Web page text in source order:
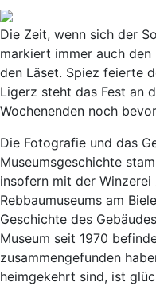
Die Zeit, wenn sich der
markiert immer auch
den Läset. Spiez feierte
Ligerz steht das Fest an
Wochenenden noch
Die Fotografie und das
Museumsgeschichte
insofern mit der
Rebbaumuseums am
Geschichte des
Museum seit 1970
zusammengefunden
heimgekehrt sind, ist